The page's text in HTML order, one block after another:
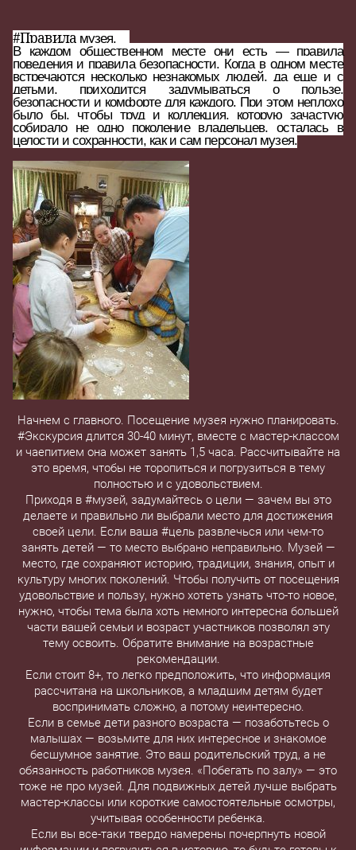
#Правила музея.
В каждом общественном месте они есть — правила
поведения и правила безопасности. Когда в одном месте
встречаются несколько незнакомых людей, да еще и с
детьми, приходится задумываться о пользе,
безопасности и комфорте для каждого. При этом неплохо
было бы, чтобы труд и коллекция, которую зачастую
собирало не одно поколение владельцев, осталась в
целости и сохранности, как и сам персонал музея.
Начнем с главного. Посещение музея нужно планировать.
#Экскурсия длится 30-40 минут, вместе с мастер-классом
и чаепитием она может занять 1,5 часа. Рассчитывайте на
это время, чтобы не торопиться и погрузиться в тему
полностью и с удовольствием.
Приходя в #музей, задумайтесь о цели — зачем вы это
делаете и правильно ли выбрали место для достижения
своей цели. Если ваша #цель развлечься или чем-то
занять детей — то место выбрано неправильно. Музей —
место, где сохраняют историю, традиции, знания, опыт и
культуру многих поколений. Чтобы получить от посещения
удовольствие и пользу, нужно хотеть узнать что-то новое,
нужно, чтобы тема была хоть немного интересна большей
части вашей семьи и возраст участников позволял эту
тему освоить. Обратите внимание на возрастные
рекомендации.
Если стоит 8+, то легко предположить, что информация
рассчитана на школьников, а младшим детям будет
воспринимать сложно, а потому неинтересно.
Если в семье дети разного возраста — позаботьтесь о
малышах — возьмите для них интересное и знакомое
бесшумное занятие. Это ваш родительский труд, а не
обязанность работников музея. «Побегать по залу» — это
тоже не про музей. Для подвижных детей лучше выбрать
мастер-классы или короткие самостоятельные осмотры,
учитывая особенности ребенка.
Если вы все-таки твердо намерены почерпнуть новой